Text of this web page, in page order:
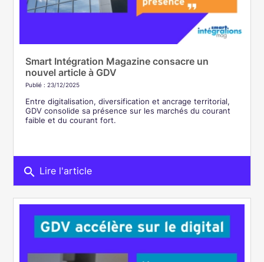
Smart Intégration Magazine consacre un
nouvel article à GDV
Publié : 23/12/2025
Entre digitalisation, diversification et ancrage territorial,
GDV consolide sa présence sur les marchés du courant
faible et du courant fort.
search Lire l'article